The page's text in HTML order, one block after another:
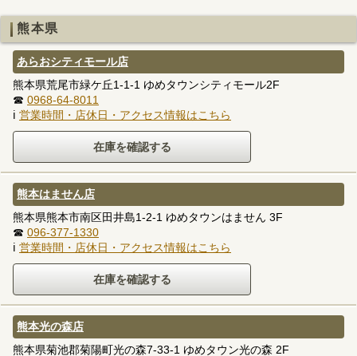
熊本県
あらおシティモール店
熊本県荒尾市緑ケ丘1-1-1 ゆめタウンシティモール2F
☎ 0968-64-8011
ℹ 営業時間・店休日・アクセス情報はこちら
熊本はません店
熊本県熊本市南区田井島1-2-1 ゆめタウンはません 3F
☎ 096-377-1330
ℹ 営業時間・店休日・アクセス情報はこちら
熊本光の森店
熊本県菊池郡菊陽町光の森7-33-1 ゆめタウン光の森 2F